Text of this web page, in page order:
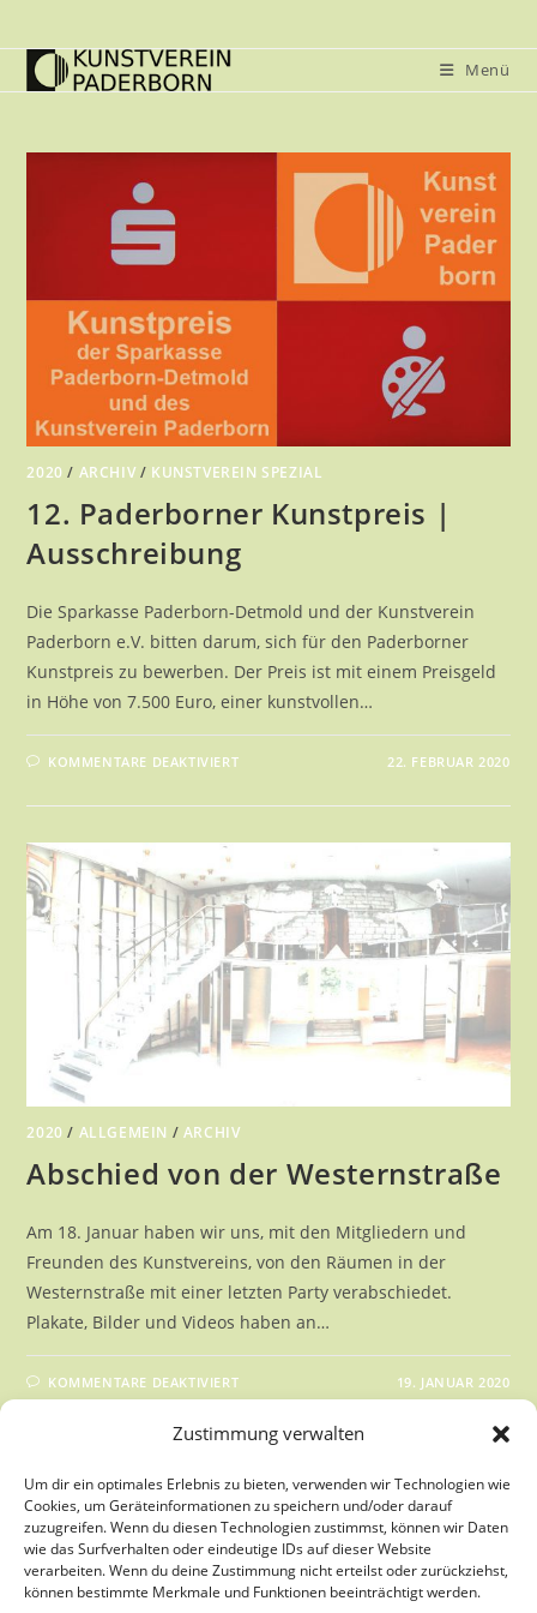
Zustimmung verwalten
Um dir ein optimales Erlebnis zu bieten, verwenden wir Technologien wie
Cookies, um Geräteinformationen zu speichern und/oder darauf
zuzugreifen. Wenn du diesen Technologien zustimmst, können wir Daten
wie das Surfverhalten oder eindeutige IDs auf dieser Website
verarbeiten. Wenn du deine Zustimmung nicht erteilst oder zurückziehst,
können bestimmte Merkmale und Funktionen beeinträchtigt werden.
Inhalt
springen
Menü
2020 / ARCHIV / KUNSTVEREIN SPEZIAL
12. Paderborner Kunstpreis |
Ausschreibung
Die Sparkasse Paderborn-Detmold und der Kunstverein
Paderborn e.V. bitten darum, sich für den Paderborner
Kunstpreis zu bewerben. Der Preis ist mit einem Preisgeld
in Höhe von 7.500 Euro, einer kunstvollen…
KOMMENTARE DEAKTIVIERTFÜR
KUNSTPREIS
AUSSCHREIBUNG
22. FEBRUAR 2020
2020 / ALLGEMEIN / ARCHIV
Abschied von der Westernstraße
Am 18. Januar haben wir uns, mit den Mitgliedern und
Freunden des Kunstvereins, von den Räumen in der
Westernstraße mit einer letzten Party verabschiedet.
Plakate, Bilder und Videos haben an…
KOMMENTARE DEAKTIVIERTFÜR
ABSCHIED
DER
WESTERNSTRASSE
19. JANUAR 2020